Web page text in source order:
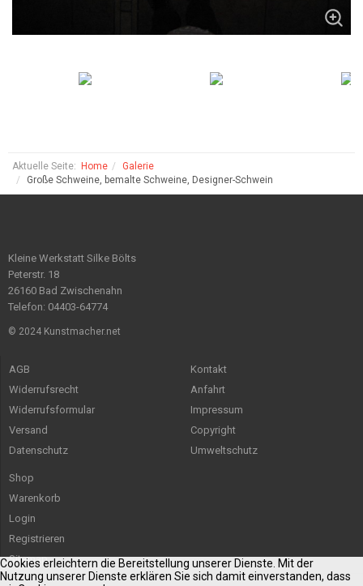
Aktuelle Seite: Home
Galerie
Große Schweine, bemalte Schweine, Designer-Schwein
Kleine Werkstatt Silke Bölts
Peterstr. 18
26160 Bad Zwischenahn
Telefon: 04403-64774
© 2024 Kunstmacher.net
AGB
Widerrufsrecht
Widerrufsformular
Versand
Datenschutz
Kontakt
Anfahrt
Impressum
Copyright
Umweltschutz
Shop
Warenkorb
Login
Registrieren
Sitemap
Cookies erleichtern die Bereitstellung unserer Dienste. Mit der
Nutzung unserer Dienste erklären Sie sich damit einverstanden, dass